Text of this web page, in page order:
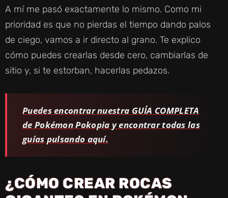
A mí me pasó exactamente lo mismo. Como mi
prioridad es que no pierdas el tiempo dando palos
de ciego, vamos a ir directo al grano. Te explico
cómo puedes crearlas desde cero, cambiarlas de
sitio y, si te estorban, hacerlas pedazos.
Puedes encontrar nuestra GUÍA COMPLETA
de Pokémon Pokopia y encontrar todas las
guías pulsando aquí.
¿CÓMO CREAR ROCAS